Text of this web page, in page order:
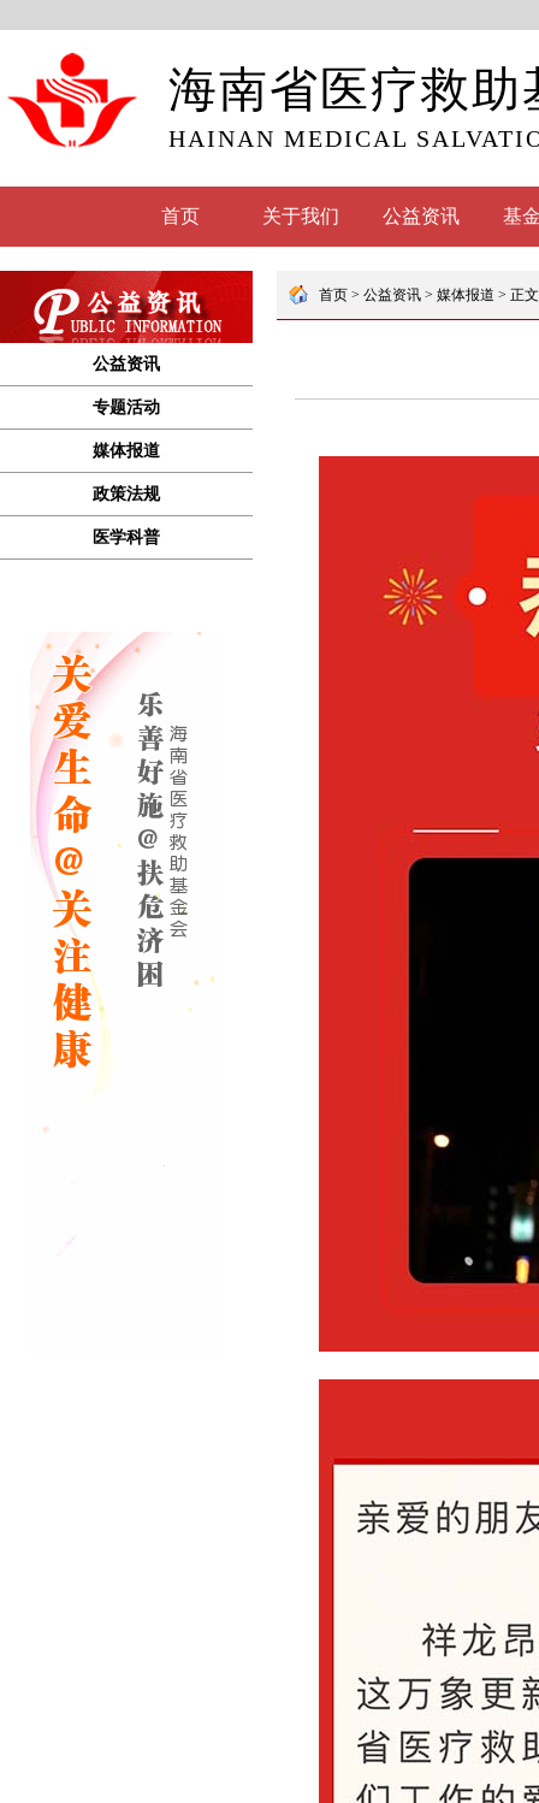
海南省医疗救助
HAINAN MEDICAL
首页 关于我们 公益资讯 基
公益资讯
专题活动
媒体报道
政策法规
医学科普